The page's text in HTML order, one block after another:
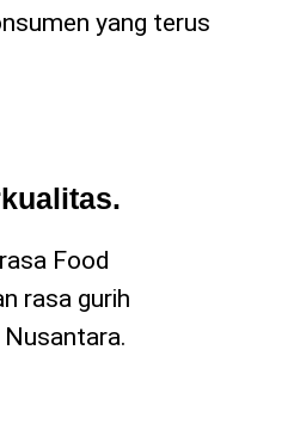
yang terus
Food
rasa gurih